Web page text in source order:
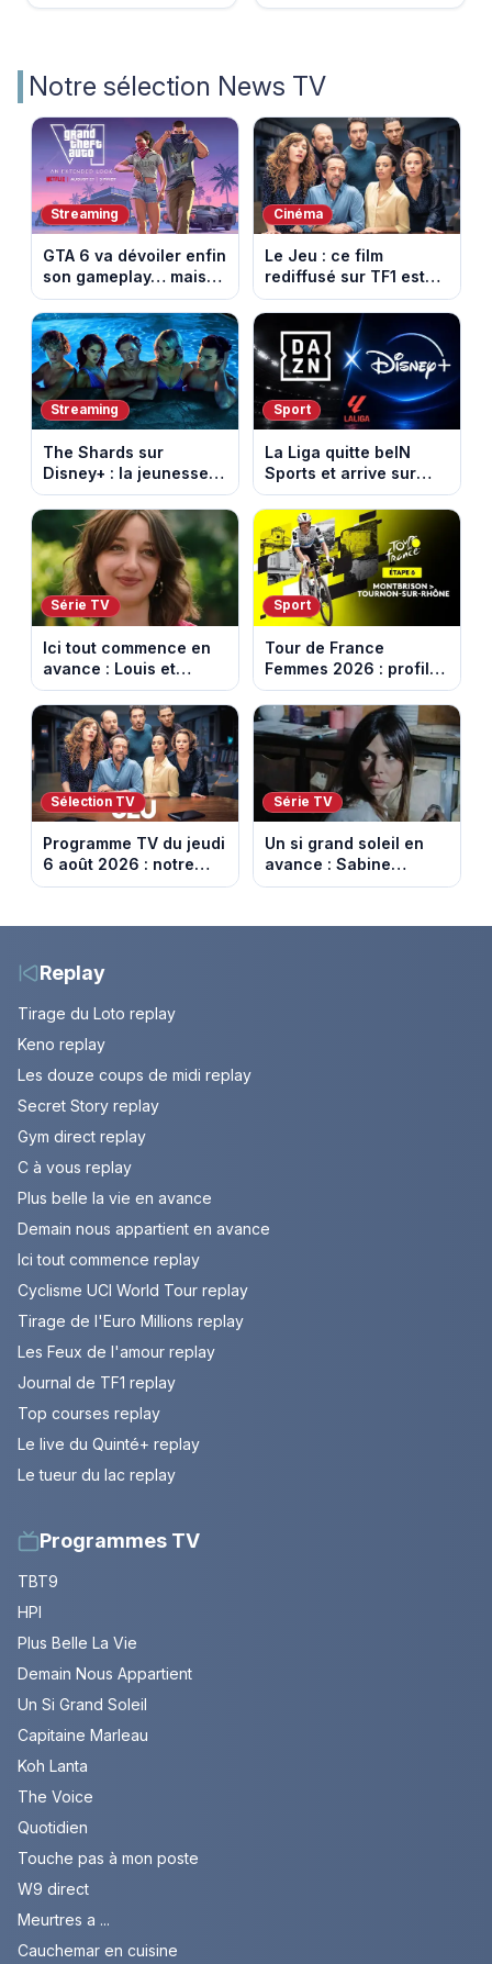
Notre sélection News TV
Streaming
GTA 6 va dévoiler enfin
son gameplay… mais
d’abord sur Netflix
Cinéma
Le Jeu : ce film
rediffusé sur TF1 est
adapté d’un succès
italien devenu un
phénomène mondial
Streaming
The Shards sur
Disney+ : la jeunesse
dorée de Los Angeles
face à un tueur dans
les années 80
Sport
La Liga quitte beIN
Sports et arrive sur
DAZN et Disney+ en
France
Série TV
Ici tout commence en
avance : Louis et
Jasmine enfin en
couple. Episode du 7
août 2026 (spoiler)
Sport
Tour de France
Femmes 2026 : profil
et horaires de la 6e
étape entre
Montbrison et
Tournon-sur-Rhône
Sélection TV
Programme TV du jeudi
6 août 2026 : notre
sélection pour votre
Série TV
Un si grand soleil en
avance : Sabine
menacée par Céleste.
2026 (spoiler).
Replay
Tirage du Loto replay
Keno replay
Les douze coups de midi replay
Secret Story replay
Gym direct replay
C à vous replay
Plus belle la vie en avance
Demain nous appartient en avance
Ici tout commence replay
Cyclisme UCI World Tour replay
Tirage de l'Euro Millions replay
Les Feux de l'amour replay
Journal de TF1 replay
Top courses replay
Le live du Quinté+ replay
Le tueur du lac replay
Programmes TV
TBT9
HPI
Plus Belle La Vie
Demain Nous Appartient
Un Si Grand Soleil
Capitaine Marleau
Koh Lanta
The Voice
Quotidien
Touche pas à mon poste
W9 direct
Meurtres a ...
Cauchemar en cuisine